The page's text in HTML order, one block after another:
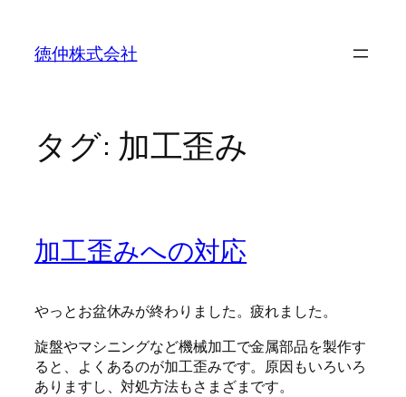
徳仲株式会社
タグ: 加工歪み
加工歪みへの対応
やっとお盆休みが終わりました。疲れました。
旋盤やマシニングなど機械加工で金属部品を製作す
ると、よくあるのが加工歪みです。原因もいろいろ
ありますし、対処方法もさまざまです。